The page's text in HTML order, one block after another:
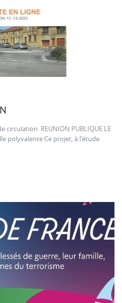
REUNION PUBLIQUE LE
polyvalente Ce projet, à l’étude